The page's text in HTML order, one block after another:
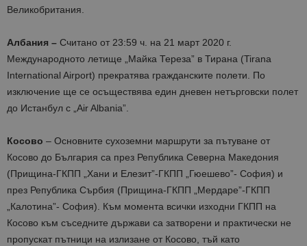
Великобритания.
Албания – Считано от 23:59 ч. на 21 март 2020 г.
Международното летище „Майка Тереза” в Тирана (Tirana
International Airport) прекратява гражданските полети. По
изключение ще се осъществява един дневен нетърговски полет
до Истанбул с „Air Albania”.
Косово – Основните сухоземни маршрути за пътуване от
Косово до България са през Република Северна Македония
(Прищина-ГКПП „Хани и Елезит”-ГКПП „Гюешево”- София) и
през Република Сърбия (Прищина-ГКПП „Мердаре”-ГКПП
„Калотина”- София). Към момента всички изходни ГКПП на
Косово към съседните държави са затворени и практически не
пропускат пътници на излизане от Косово, тъй като